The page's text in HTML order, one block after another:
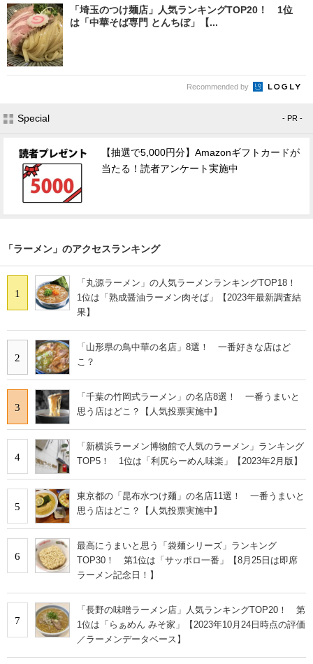
「埼玉のつけ麺店」人気ランキングTOP20！ 1位
は「中華そば専門 とんちぼ」【...
Recommended by
Special - PR -
【抽選で5,000円分】Amazonギフトカードが
当たる！読者アンケート実施中
「ラーメン」のアクセスランキング
1
「丸源ラーメン」の人気ラーメンランキングTOP18！
1位は「熟成醤油ラーメン肉そば」【2023年最新調査結
果】
2
「山形県の鳥中華の名店」8選！ 一番好きな店はど
こ？
3
「千葉の竹岡式ラーメン」の名店8選！ 一番うまいと
思う店はどこ？【人気投票実施中】
4
「新横浜ラーメン博物館で人気のラーメン」ランキング
TOP5！ 1位は「利尻らーめん味楽」【2023年2月版】
5
東京都の「昆布水つけ麺」の名店11選！ 一番うまいと
思う店はどこ？【人気投票実施中】
6
最高にうまいと思う「袋麺シリーズ」ランキング
TOP30！ 第1位は「サッポロ一番」【8月25日は即席
ラーメン記念日！】
7
「長野の味噌ラーメン店」人気ランキングTOP20！ 第
1位は「らぁめん みそ家」【2023年10月24日時点の評価
／ラーメンデータベース】